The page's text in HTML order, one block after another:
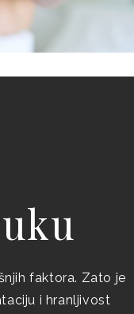
faktora. Zato je
i hranljivost